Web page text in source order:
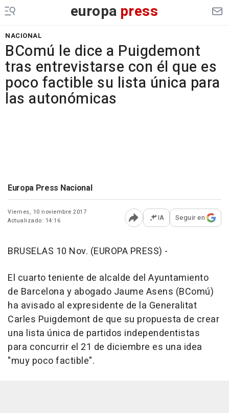
europa press
NACIONAL
BComú le dice a Puigdemont
tras entrevistarse con él que es
poco factible su lista única para
las autonómicas
Europa Press Nacional
Viernes, 10 noviembre 2017
Actualizado: 14:16
Abrir opciones para
IA Seguir en
BRUSELAS 10 Nov. (EUROPA PRESS) -
El cuarto teniente de alcalde del Ayuntamiento
de Barcelona y abogado Jaume Asens (BComú)
ha avisado al expresidente de la Generalitat
Carles Puigdemont de que su propuesta de crear
una lista única de partidos independentistas
para concurrir el 21 de diciembre es una idea
"muy poco factible".